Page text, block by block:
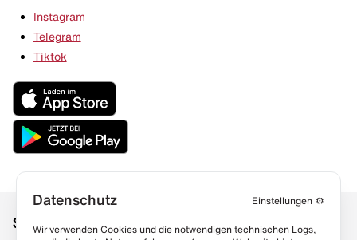
Instagram
Telegram
Tiktok
Social Media Links
Datenschutz Einstellungen ⚙️
Wir verwenden Cookies und die notwendigen technischen Logs,